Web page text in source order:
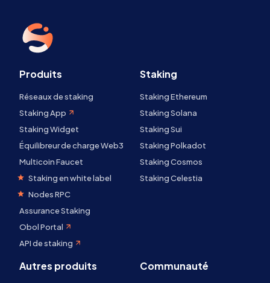
Produits
Réseaux de staking
Staking App
Staking Widget
Équilibreur de charge Web3
Multicoin Faucet
Staking en white label
Nodes RPC
Assurance Staking
Obol Portal
API de staking
Staking
Staking Ethereum
Staking Solana
Staking Sui
Staking Polkadot
Staking Cosmos
Staking Celestia
Autres produits Communauté